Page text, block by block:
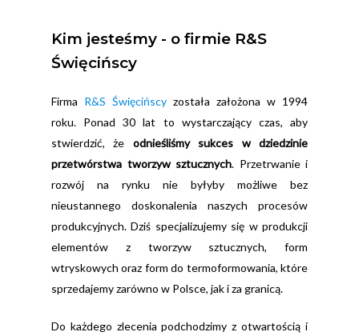
Kim jesteśmy - o firmie R&S
Święcińscy
Firma R&S Święcińscy została założona w 1994
roku. Ponad 30 lat to wystarczający czas, aby
stwierdzić, że odnieśliśmy sukces w dziedzinie
przetwórstwa tworzyw sztucznych. Przetrwanie i
rozwój na rynku nie byłyby możliwe bez
nieustannego doskonalenia naszych procesów
produkcyjnych. Dziś specjalizujemy się w produkcji
elementów z tworzyw sztucznych, form
wtryskowych oraz form do termoformowania, które
sprzedajemy zarówno w Polsce, jak i za granicą.
Do każdego zlecenia podchodzimy z otwartością i